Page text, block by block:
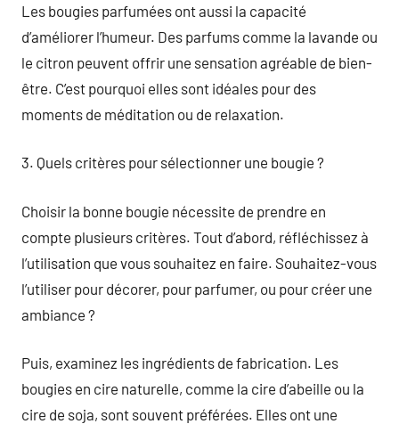
Les bougies parfumées ont aussi la capacité
d’améliorer l’humeur. Des parfums comme la lavande ou
le citron peuvent offrir une sensation agréable de bien-
être. C’est pourquoi elles sont idéales pour des
moments de méditation ou de relaxation.
3. Quels critères pour sélectionner une bougie ?
Choisir la bonne bougie nécessite de prendre en
compte plusieurs critères. Tout d’abord, réfléchissez à
l’utilisation que vous souhaitez en faire. Souhaitez-vous
l’utiliser pour décorer, pour parfumer, ou pour créer une
ambiance ?
Puis, examinez les ingrédients de fabrication. Les
bougies en cire naturelle, comme la cire d’abeille ou la
cire de soja, sont souvent préférées. Elles ont une